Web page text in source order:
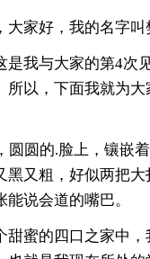
大家好，我的名字叫
是我与大家的第4次
所以，下面我就为大
圆圆的.脸上，镶嵌
黑又粗，好似两把
说会道的嘴巴。
甜蜜的四口之家中